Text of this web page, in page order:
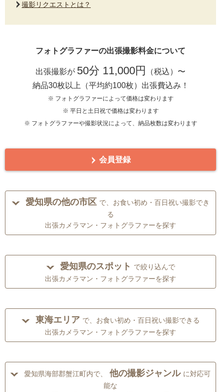
撮影リクエストとは？
フォトグラファーの出張撮影料金について
出張撮影が 50分 11,000円
（税込）〜
納品30枚以上（平均約100枚）出張費込み！
※ フォトグラファーによって価格は変わります
※ 平日と土日祝で価格は変わります
※ フォトグラファーや撮影状況によって、納品枚数は変わります
会員登録
愛知県の他の市区 で、お食い初め・百日祝い撮影でき
る
出張カメラマン・フォトグラファーを探す
愛知県のスポット で絞り込んで
出張カメラマン・フォトグラファーを探す
東海エリア で、お食い初め・百日祝い撮影できる
出張カメラマン・フォトグラファーを探す
愛知県海部郡蟹江町内で、 他の撮影ジャンル に対応可
能な